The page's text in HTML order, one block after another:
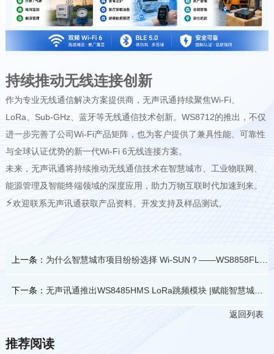
持续推动无线连接创新
作为专业无线通信解决方案提供商，无声讯通持续聚焦Wi-Fi、
LoRa、Sub-GHz、蓝牙等无线通信技术创新。WS8712的推出，不仅
进一步完善了公司Wi-Fi产品矩阵，也为客户提供了兼具性能、可靠性
与全球认证优势的新一代Wi-Fi 6无线连接方案。
未来，无声讯通将持续推动无线通信技术在智慧城市、工业物联网、
能源管理及智能终端领域的深度应用，助力万物互联时代加速到来。
⚡欢迎联系无声讯通获取产品资料、开发支持及样品测试。
上一条： 为什么智慧城市项目纷纷选择 Wi-SUN？——WS8858FLS打造更稳定的大规模物联网连接
下一条： 无声讯通推出WS8485HMS LoRa跳频模块 |赋能智慧城市低功耗无线通信
返回列表
推荐阅读